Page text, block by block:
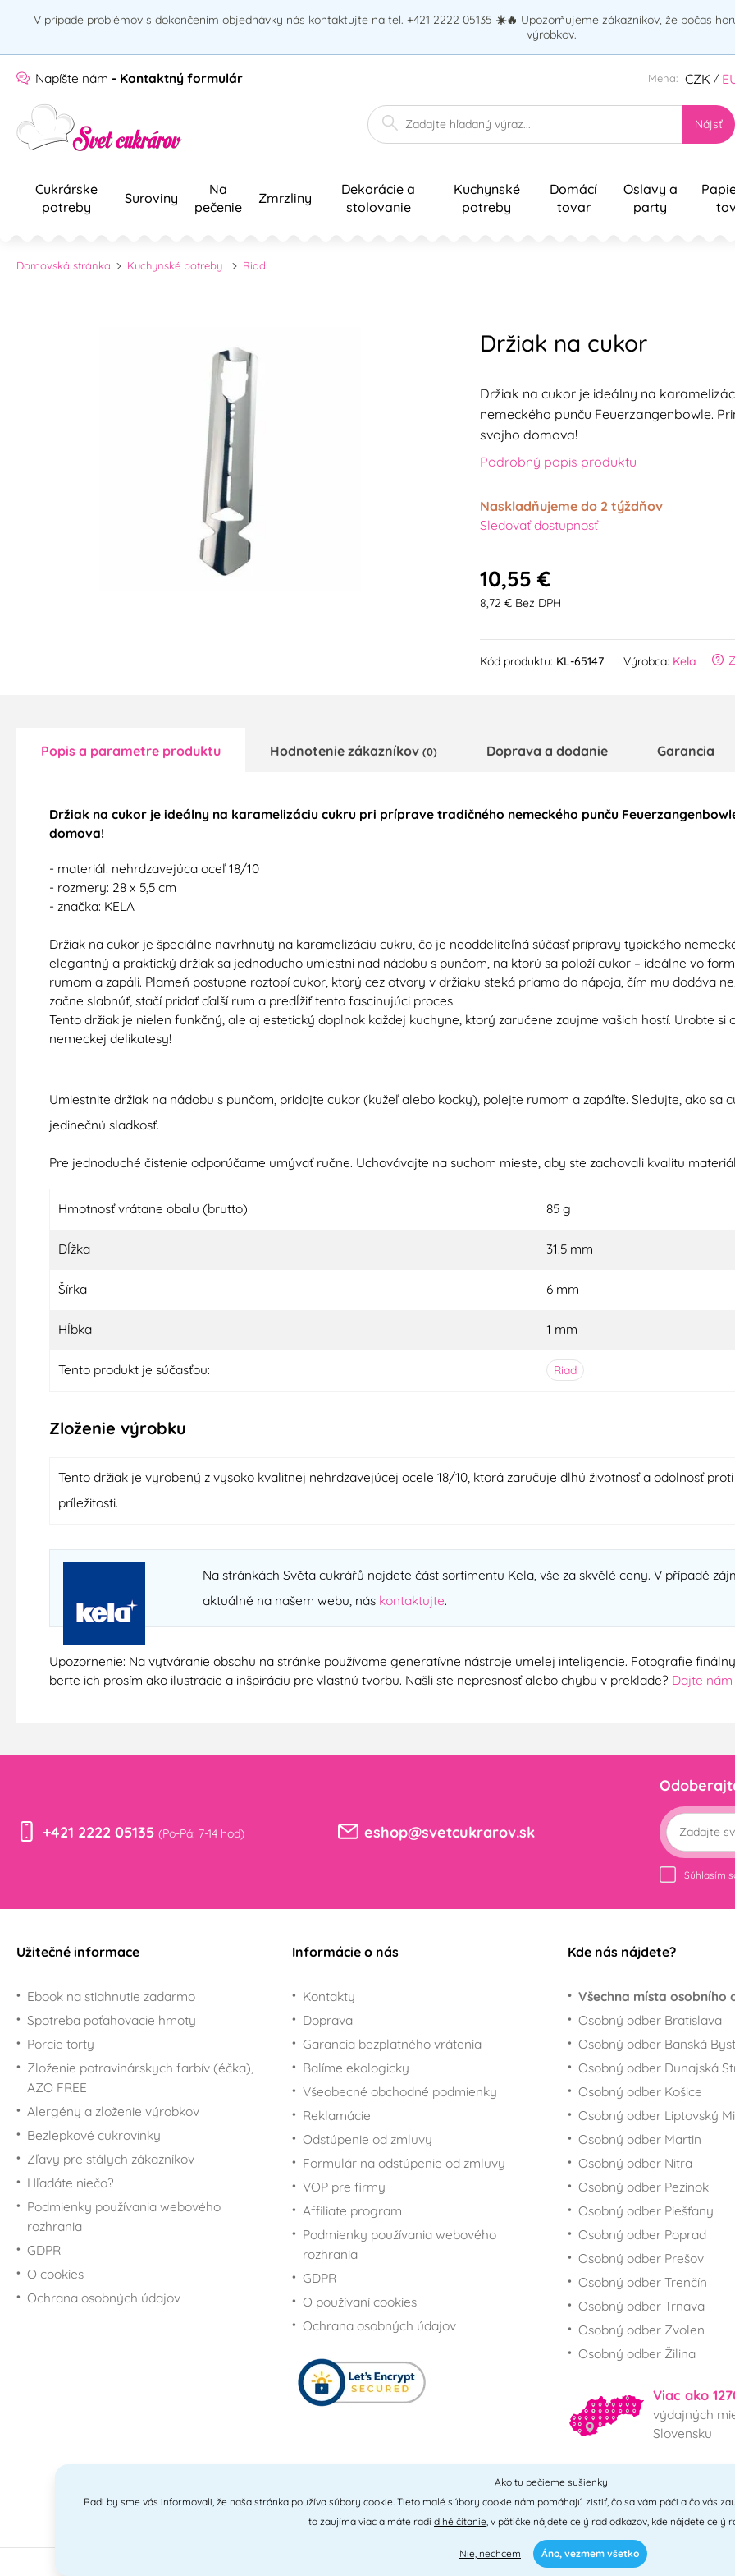
V prípade problémov s dokončením objednávky nás kontaktujte na tel. +421 2222 05135 ☀️🔥 Upozorňujeme zákazníkov, že počas
výrobkov.
Napíšte nám - Kontaktný formulár Mena: CZK /
Nájsť
Cukrárske
potreby
Suroviny
Na
pečenie
Zmrzliny
Dekorácie a
stolovanie
Kuchynské
potreby
Domácí
tovar
Oslavy a
party
Domovská stránka Kuchynské potreby Riad
Držiak na cukor
Držiak na cukor je ideálny na
nemeckého punču Feuerzangenbowle.
svojho domova!
Podrobný popis produktu
Naskladňujeme do 2 týždňov
Sledovať dostupnosť
10,55 €
8,72 € Bez DPH
Kód produktu: KL-65147 Výrobca: Kela
Popis a parametre produktu Hodnotenie zákazníkov (0) Doprava a dodanie Garancia
Držiak na cukor je ideálny na karamelizáciu cukru pri príprave tradičného nemeckého punču
domova!
- materiál: nehrdzavejúca oceľ 18/10
- rozmery: 28 x 5,5 cm
- značka: KELA
Držiak na cukor je špeciálne navrhnutý na karamelizáciu cukru, čo je neoddeliteľná súčasť prípravy typického
elegantný a praktický držiak sa jednoducho umiestni nad nádobu s punčom, na ktorú sa položí cukor – ideálne vo
rumom a zapáli. Plameň postupne roztopí cukor, ktorý cez otvory v držiaku steká priamo do nápoja, čím mu dodáva
začne slabnúť, stačí pridať ďalší rum a predĺžiť tento fascinujúci proces.
Tento držiak je nielen funkčný, ale aj estetický doplnok každej kuchyne, ktorý zaručene zaujme vašich hostí. Urobte
nemeckej delikatesy!
Umiestnite držiak na nádobu s punčom, pridajte cukor (kužeľ alebo kocky), polejte rumom a zapáľte. Sledujte, ako sa
jedinečnú sladkosť.
Pre jednoduché čistenie odporúčame umývať ručne. Uchovávajte na suchom mieste, aby ste zachovali kvalitu
Hmotnosť vrátane obalu (brutto) 85 g
Dĺžka 31.5 mm
Šírka 6 mm
Hĺbka 1 mm
Tento produkt je súčasťou: Riad
Zloženie výrobku
Tento držiak je vyrobený z vysoko kvalitnej nehrdzavejúcej ocele 18/10, ktorá zaručuje dlhú životnosť a odolnosť
príležitosti.
Na stránkách Světa cukrářů najdete část sortimentu Kela, vše za skvělé ceny. V případě
aktuálně na našem webu, nás kontaktujte.
Upozornenie: Na vytváranie obsahu na stránke používame generatívne nástroje umelej inteligencie. Fotografie
berte ich prosím ako ilustrácie a inšpiráciu pre vlastnú tvorbu. Našli ste nepresnosť alebo chybu v preklade? Dajte
+421 2222 05135 (Po-Pá: 7-14 hod) eshop@svetcukrarov.sk
Súhlasím
Užitečné informace
Ebook na stiahnutie zadarmo
Spotreba poťahovacie hmoty
Porcie torty
Zloženie potravinárskych farbív (éčka),
AZO FREE
Alergény a zloženie výrobkov
Bezlepkové cukrovinky
Zľavy pre stálych zákazníkov
Hľadáte niečo?
Podmienky používania webového
rozhrania
GDPR
O cookies
Ochrana osobných údajov
Informácie o nás
Kontakty
Doprava
Garancia bezplatného vrátenia
Balíme ekologicky
Všeobecné obchodné podmienky
Reklamácie
Odstúpenie od zmluvy
Formulár na odstúpenie od zmluvy
VOP pre firmy
Affiliate program
Podmienky používania webového
rozhrania
GDPR
O používaní cookies
Ochrana osobných údajov
Kde nás nájdete?
Všechna místa osobního
Osobný odber Bratislava
Osobný odber Banská
Osobný odber Dunajská
Osobný odber Košice
Osobný odber Liptovský
Osobný odber Martin
Osobný odber Nitra
Osobný odber Pezinok
Osobný odber Piešťany
Osobný odber Poprad
Osobný odber Prešov
Osobný odber Trenčín
Osobný odber Trnava
Osobný odber Zvolen
Osobný odber Žilina
Viac ako
výdajných
Slovensku
Všetky miesta
2010 - 2026 © PNM International s.r.o. • technické riešenieSimplia
Ako tu pečieme sušienky
Radi by sme vás informovali, že naša stránka používa súbory cookie. Tieto malé súbory cookie nám pomáhajú zistiť, čo sa vám páči a čo vás
to zaujíma viac a máte radi dlhé čítanie, v pätičke nájdete celý rad odkazov, kde nájdete celý
Nie, nechcem Áno, vezmem všetko